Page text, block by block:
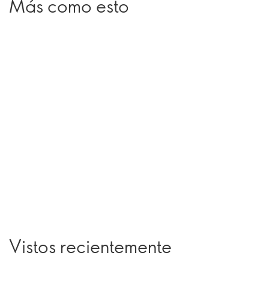
Más como esto
Vistos recientemente